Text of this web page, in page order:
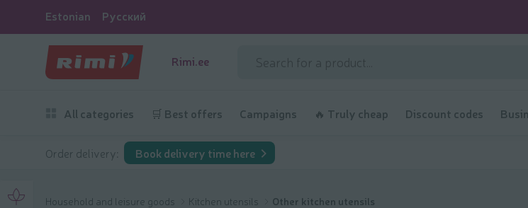
Estonian Русский
Rimi.ee
All categories 🛒 Best offers Campaigns 🔥 Truly cheap Discount codes
Order delivery: Book delivery time here
Household and leisure goods Kitchen utensils Other kitchen utensils